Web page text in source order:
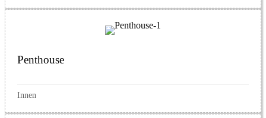
Penthouse
Innen